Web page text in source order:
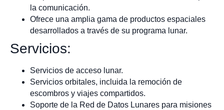
la comunicación.
Ofrece una amplia gama de productos espaciales
desarrollados a través de su programa lunar.
Servicios:
Servicios de acceso lunar.
Servicios orbitales, incluida la remoción de
escombros y viajes compartidos.
Soporte de la Red de Datos Lunares para misiones